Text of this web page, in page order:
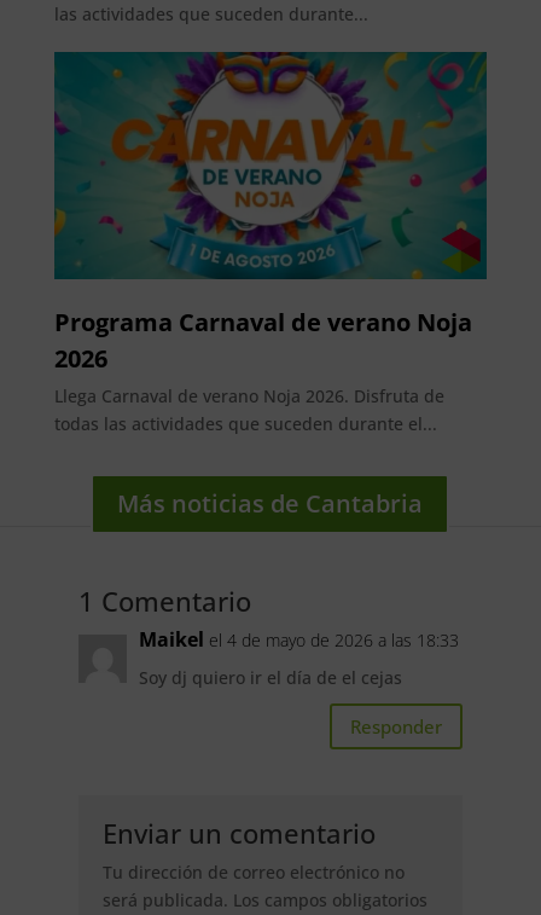
las actividades que suceden durante...
Programa Carnaval de verano Noja
2026
Llega Carnaval de verano Noja 2026. Disfruta de
todas las actividades que suceden durante el...
Más noticias de Cantabria
1 Comentario
Maikel el 4 de mayo de 2026 a las 18:33
Soy dj quiero ir el día de el cejas
Responder
Enviar un comentario
Tu dirección de correo electrónico no
será publicada. Los campos obligatorios